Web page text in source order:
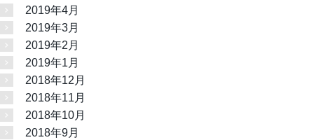
2019年4月
2019年3月
2019年2月
2019年1月
2018年12月
2018年11月
2018年10月
2018年9月